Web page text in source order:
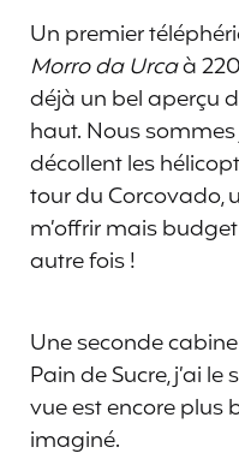
Un premier
Morro da Urcaà
déjà un bel aperçu
haut. Nous
décollent les
tour du Corcovado,
m’offrir mais
autre fois !
Une seconde
Pain de Sucre, j’ai
vue est encore plus
imaginé.